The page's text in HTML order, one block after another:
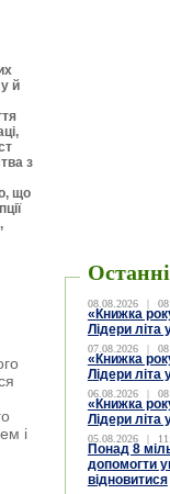
й
з
що
і
Останні
08.08.2026 |
«Книжка
Лідери літа
07.08.2026 |
«Книжка
Лідери літа
06.08.2026 |
«Книжка
Лідери літа
05.08.2026 |
Понад 8
допомогти
відновитися